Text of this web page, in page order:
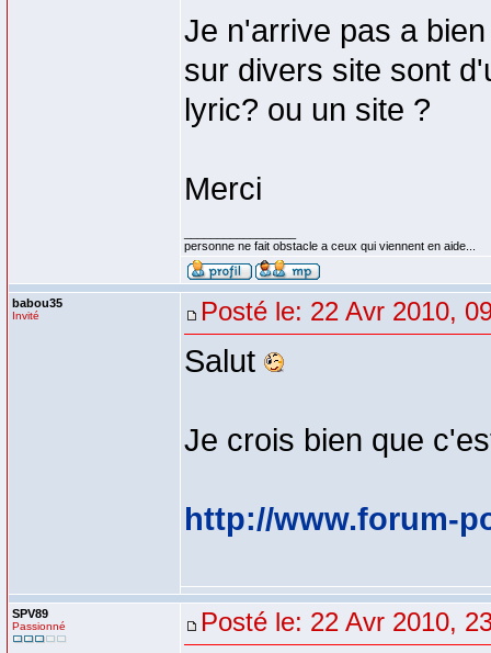
Je n'arrive pas a
sur divers site sont
lyric? ou un site ?
Merci
personne ne fait obstacle a ceux qui viennent en aide...
babou35
Invité Posté le: 22 Avr 2010,
Salut
Je crois bien que
http://www.forum-
SPV89
Passionné Posté le: 22 Avr 2010,